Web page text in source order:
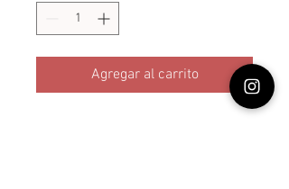
Agregar al carrito